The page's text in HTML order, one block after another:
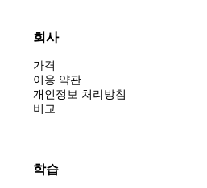
회사
가격
이용 약관
개인정보 처리방침
비교
학습